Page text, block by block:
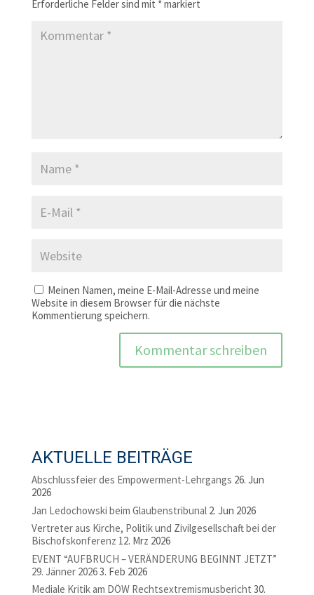
Erforderliche Felder sind mit *markiert
Meinen Namen, meine E-Mail-Adresse und meine
Website in diesem Browser für die nächste
Kommentierung speichern.
AKTUELLE BEITRÄGE
Abschlussfeier des Empowerment-Lehrgangs 26. Jun
2026
Jan Ledochowski beim Glaubenstribunal 2. Jun 2026
Vertreter aus Kirche, Politik und Zivilgesellschaft bei der
Bischofskonferenz 12. Mrz 2026
EVENT “AUFBRUCH – VERÄNDERUNG BEGINNT JETZT”
29. Jänner 20263. Feb 2026
Mediale Kritik am DÖW Rechtsextremismusbericht 30.